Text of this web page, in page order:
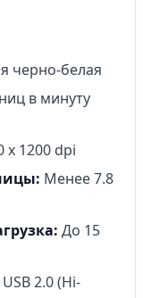
черно-белая
в минуту
x 1200 dpi
Менее 7.8
До 15
USB 2.0 (Hi-